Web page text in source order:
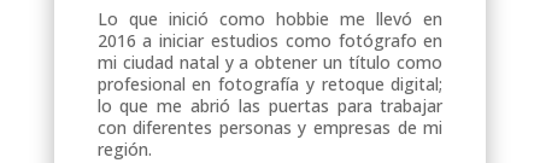
Lo que inició como hobbie me llevó en
2016 a iniciar estudios como fotógrafo en
mi ciudad natal y a obtener un título como
profesional en fotografía y retoque digital;
lo que me abrió las puertas para trabajar
con diferentes personas y empresas de mi
región.